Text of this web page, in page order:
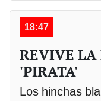
18:47
REVIVE LA
'PIRATA'
Los hinchas